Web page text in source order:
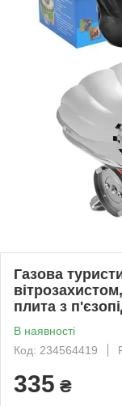
Газова
плита з
В наявності
Код: 234564419
335 ₴